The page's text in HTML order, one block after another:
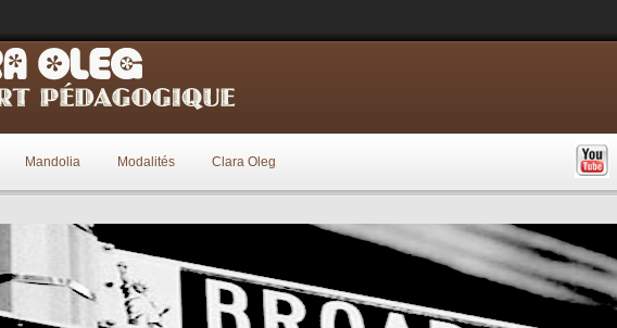
Mandolia Modalités Clara Oleg